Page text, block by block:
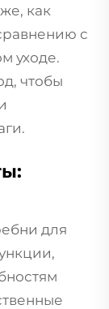
как
с
уходе.
чтобы
для